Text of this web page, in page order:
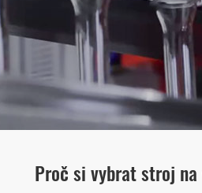
Proč si vybrat stroj